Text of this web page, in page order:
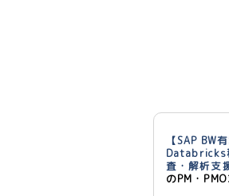
【SAP BW
Databricks
査・解析支
のPM・